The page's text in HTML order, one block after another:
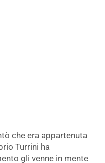
che era appartenuta
Turrini ha
gli venne in mente